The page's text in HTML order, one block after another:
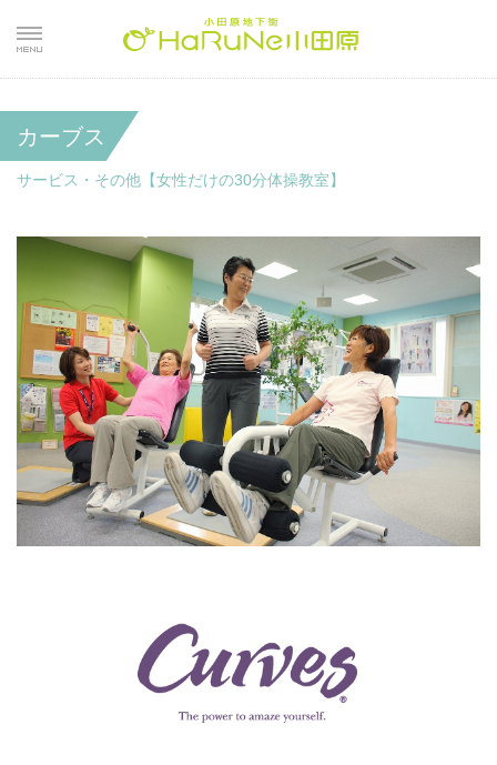
カーブス
サービス・その他【女性だけの30分体操教室】